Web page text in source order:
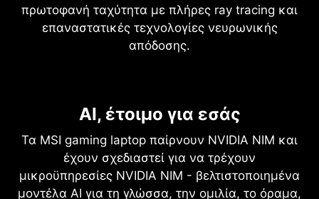
πρωτοφανή ταχύτητα με πλήρες ray tracing και
επαναστατικές τεχνολογίες νευρωνικής
απόδοσης.
AI, έτοιμο για εσάς
Τα MSI gaming laptop παίρνουν NVIDIA NIM και
έχουν σχεδιαστεί για να τρέχουν
μικροϋπηρεσίες NVIDIA NIM - βελτιστοποιημένα
μοντέλα AI για τη γλώσσα, την ομιλία, το όραμα,
Υπέρτατη ταχύτητα. Ανώτερα
οπτικά εφέ. Λειτουργεί με AI.
Το DLSS είναι μια επαναστατική σουίτα
τεχνολογιών νευρωνικής απόδοσης που
Πλήρης ray tracing με νευρωνική
απόδοση
Ρεαλισμός που αλλάζει το
παιχνίδι